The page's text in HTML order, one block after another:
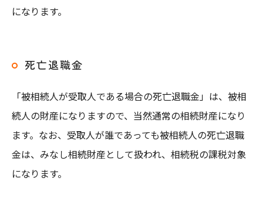
になります。
死亡退職金
「被相続人が受取人である場合の死亡退職金」は、被相
続人の財産になりますので、当然通常の相続財産になり
ます。なお、受取人が誰であっても被相続人の死亡退職
金は、みなし相続財産として扱われ、相続税の課税対象
になります。